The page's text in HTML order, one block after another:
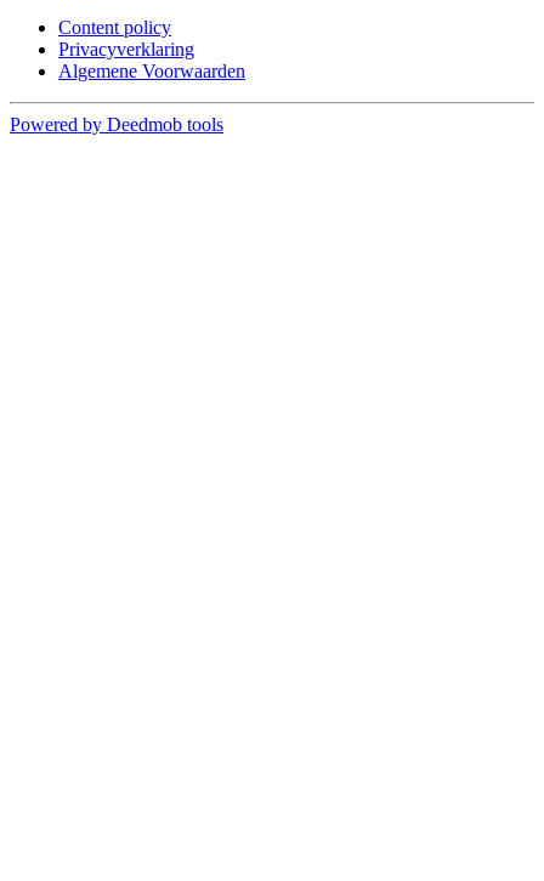
Content policy
Privacyverklaring
Algemene Voorwaarden
Powered by Deedmob tools